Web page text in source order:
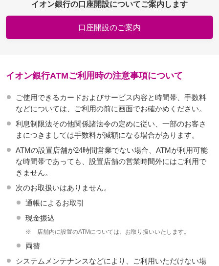
イオン銀行の口座開設についてご案内します
口座開設のご案内
イオン銀行ATMご利用時の注意事項について
ご使用できるカードおよびサービス内容と時間帯、手数料
などについては、ご利用の前に画面でお確かめください。
利息制限法その他関係諸法令の定めに従い、一部のお客さ
まにつきましては手数料が減額になる場合があります。
ATMの設置店舗が24時間営業でない場合、ATMが利用可能
な時間帯であっても、設置店舗の営業時間外にはご利用で
きません。
次のお取扱いはありません。
通帳によるお取引
現金振込
※ 店舗内に設置のATMについては、お取り扱いいたします。
両替
システムメンテナンスなどにより、ご利用いただけない場